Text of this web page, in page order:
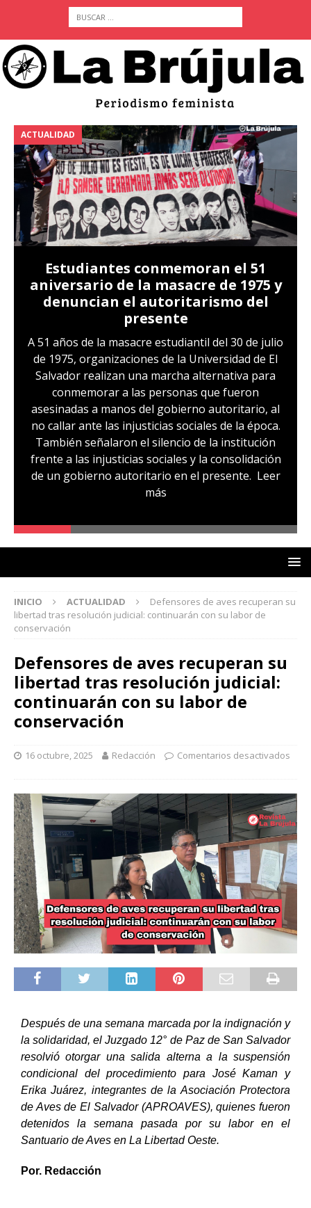
ACTUALIDAD
Estudiantes conmemoran el 51
aniversario de la masacre de 1975 y
denuncian el autoritarismo del
presente
A 51 años de la masacre estudiantil del 30 de julio
de 1975, organizaciones de la Universidad de El
Salvador realizan una marcha alternativa para
conmemorar a las personas que fueron
asesinadas a manos del gobierno autoritario, al
no callar ante las injusticias sociales de la época.
También señalaron el silencio de la institución
frente a las injusticias sociales y la consolidación
de un gobierno autoritario en el presente. Leer
más
INICIO ACTUALIDAD
Defensores de aves recuperan su
libertad tras resolución judicial: continuarán con su labor de
conservación
Defensores de aves recuperan su
libertad tras resolución judicial:
continuarán con su labor de
conservación
16 octubre, 2025 Redacción Comentarios desactivados
Después de una semana marcada por la indignación y
la solidaridad, el Juzgado 12° de Paz de San Salvador
resolvió otorgar una salida alterna a la suspensión
condicional del procedimiento para José Kaman y
Erika Juárez, integrantes de la Asociación Protectora
de Aves de El Salvador (APROAVES), quienes fueron
detenidos la semana pasada por su labor en el
Santuario de Aves en La Libertad Oeste.
Por. Redacción